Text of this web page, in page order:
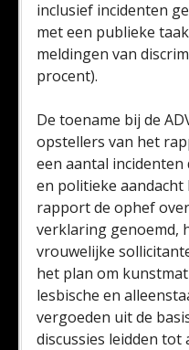
inclusief incidenten
met een publieke
meldingen van
procent).
De toename bij de
opstellers van het
een aantal incidenten
en politieke
rapport de ophef
verklaring genoemd,
vrouwelijke
het plan om
lesbische en
vergoeden uit de
discussies leidden tot